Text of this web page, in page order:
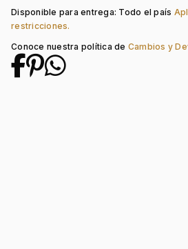
Estilo de numeración:
Index
Material del pulso:
Disponible para entrega: Todo el país
restricciones.
Conoce nuestra política de Cambios y